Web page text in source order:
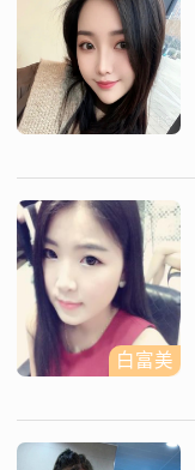
白富美